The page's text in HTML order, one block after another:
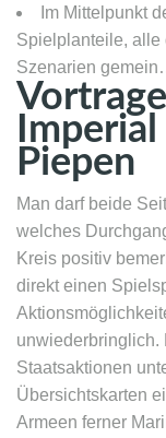
Im Mittelpunkt
Spielplanteile, alle
Szenarien
Piepen
Man darf beide
welches
Kreis positiv
direkt einen
unwiederbringlich.
Staatsaktionen
Übersichtskarten
Armeen ferner